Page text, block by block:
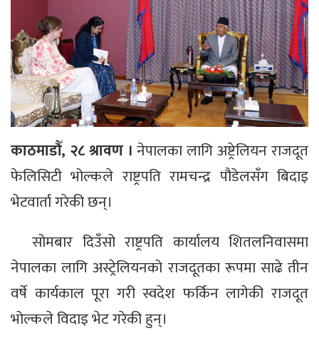
काठमाडौँ, २८ श्रावण ।नेपालका लागि अष्ट्रेलियन राजदूत
फेलिसिटी भोल्कले राष्ट्रपति रामचन्द्र पौडेलसँग बिदाइ
भेटवार्ता गरेकी छन्।
सोमबार दिउँसो राष्ट्रपति कार्यालय शितलनिवासमा
नेपालका लागि अस्ट्रेलियनको राजदूतका रूपमा साढे तीन
वर्षे कार्यकाल पूरा गरी स्वदेश फर्किन लागेकी राजदूत
भोल्कले विदाइ भेट गरेकी हुन्।